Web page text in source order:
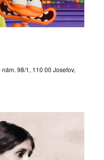
98/1, 110 00 Josefov,